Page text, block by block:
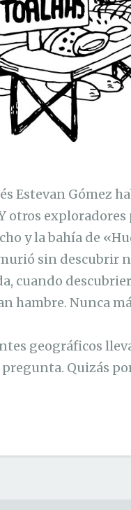
Estevan Gómez
otros
y la bahía de
murió sin descubrir
cuando
hambre. Nunca
geográficos
Quizás